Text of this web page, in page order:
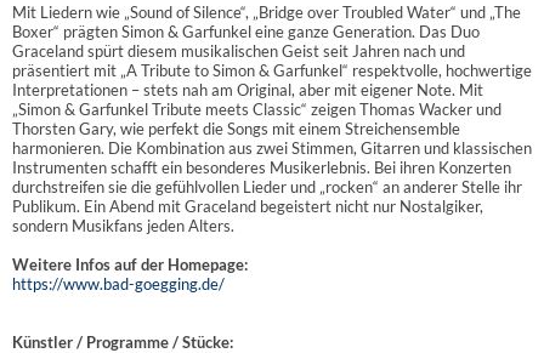
Mit Liedern wie „Sound of Silence“, „Bridge over Troubled Water“ und „The
Boxer“ prägten Simon & Garfunkel eine ganze Generation. Das Duo
Graceland spürt diesem musikalischen Geist seit Jahren nach und
präsentiert mit „A Tribute to Simon & Garfunkel“ respektvolle, hochwertige
Interpretationen – stets nah am Original, aber mit eigener Note. Mit
„Simon & Garfunkel Tribute meets Classic“ zeigen Thomas Wacker und
Thorsten Gary, wie perfekt die Songs mit einem Streichensemble
harmonieren. Die Kombination aus zwei Stimmen, Gitarren und klassischen
Instrumenten schafft ein besonderes Musikerlebnis. Bei ihren Konzerten
durchstreifen sie die gefühlvollen Lieder und „rocken“ an anderer Stelle ihr
Publikum. Ein Abend mit Graceland begeistert nicht nur Nostalgiker,
sondern Musikfans jeden Alters.
Weitere Infos auf der Homepage:
https://www.bad-goegging.de/
Künstler / Programme / Stücke: